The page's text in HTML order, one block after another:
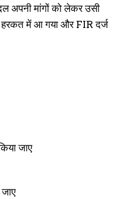
अपनी मांगों को लेकर उसी
हरकत में आ गया और FIR दर्ज
जाए